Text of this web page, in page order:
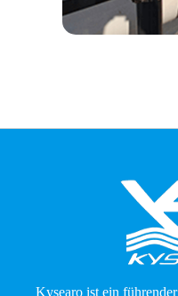
Kysearo ist ein